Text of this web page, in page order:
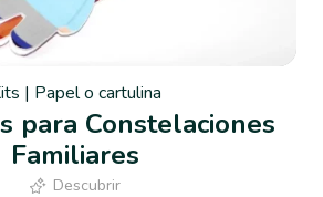
| Papel o cartulina
para Constelaciones
Familiares
Descubrir